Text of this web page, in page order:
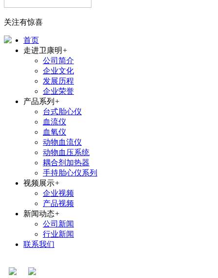
关注有惊喜
首页
走进卫康明+
公司简介
企业文化
发展历程
企业荣誉
产品系列 +
台式胎心仪
血流仪
血氧仪
动物血流仪
动物血压系统
耦合剂加热器
手持胎心仪系列
视频展示+
企业视频
产品视频
新闻动态+
公司新闻
行业新闻
联系我们